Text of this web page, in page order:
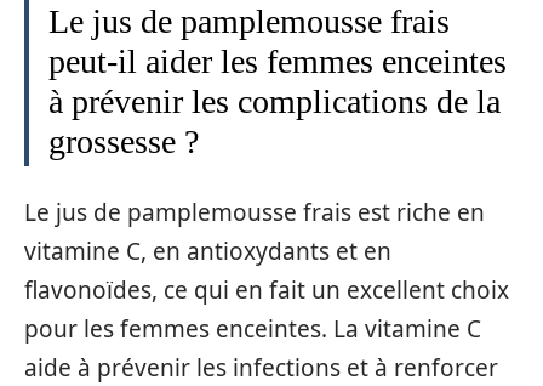
Le jus de pamplemousse frais
peut-il aider les femmes enceintes
à prévenir les complications de la
grossesse ?
Le jus de pamplemousse frais est riche en
vitamine C, en antioxydants et en
flavonoïdes, ce qui en fait un excellent choix
pour les femmes enceintes. La vitamine C
aide à prévenir les infections et à renforcer